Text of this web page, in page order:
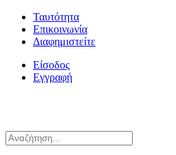
Ταυτότητα
Επικοινωνία
Διαφημιστείτε
Είσοδος
Εγγραφή